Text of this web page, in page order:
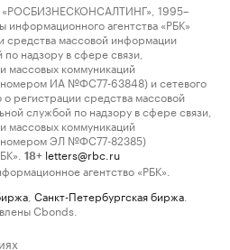
1995–
агентства «РБК»
средства массовой информации
надзору в сфере связи,
массовых коммуникаций
номером ИА №ФС77-63848) и сетевого
о регистрации средства массовой
службой по надзору в сфере связи,
массовых коммуникаций
номером ЭЛ №ФС77-82385)
18+ letters@rbc.ru
агентство «РБК».
Санкт-Петербургская биржа
Cbonds.